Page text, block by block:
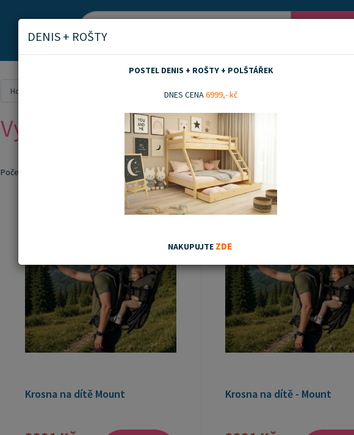
Home
Vyhledávání
Počet nalezených produktů: 2
Krosna na dítě Mount
Doporučujeme
Krosna na dítě - Mount
DENIS + ROŠTY
POSTEL DENIS + ROŠTY + POLŠTÁŘEK
DNES CENA6999,- kč
NAKUPUJTE ZDE